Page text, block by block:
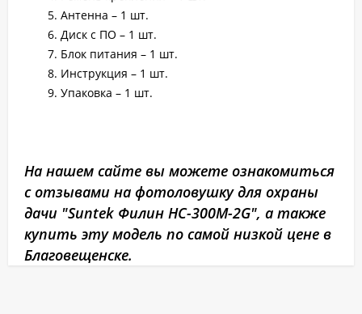
Антенна – 1 шт.
Диск с ПО – 1 шт.
Блок питания – 1 шт.
Инструкция – 1 шт.
Упаковка – 1 шт.
На нашем сайте вы можете ознакомиться
с отзывами на фотоловушку для охраны
дачи "Suntek Филин HC-300M-2G", а также
купить эту модель по самой низкой цене в
Благовещенске.